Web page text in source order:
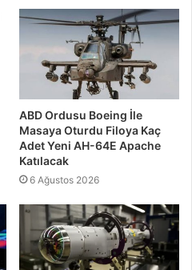
ABD Ordusu Boeing İle
Masaya Oturdu Filoya Kaç
Adet Yeni AH-64E Apache
Katılacak
6 Ağustos 2026